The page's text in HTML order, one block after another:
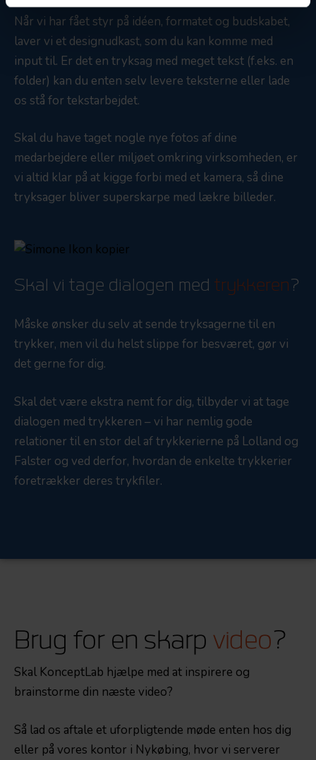
Når vi har fået styr på idéen, formatet og budskabet,
laver vi et designudkast, som du kan komme med
input til. Er det en tryksag med meget tekst (f.eks. en
folder) kan du enten selv levere teksterne eller lade
os stå for tekstarbejdet.
Skal du have taget nogle nye fotos af dine
medarbejdere eller miljøet omkring virksomheden, er
vi altid klar på at kigge forbi med et kamera, så dine
tryksager bliver superskarpe med lækre billeder.
Skal vi tage dialogen med trykkeren?
Måske ønsker du selv at sende tryksagerne til en
trykker, men vil du helst slippe for besværet, gør vi
det gerne for dig.
Skal det være ekstra nemt for dig, tilbyder vi at tage
dialogen med trykkeren – vi har nemlig gode
relationer til en stor del af trykkerierne på Lolland og
Falster og ved derfor, hvordan de enkelte trykkerier
foretrækker deres trykfiler.
Brug for en skarpvideo?
Skal KonceptLab hjælpe med at inspirere og
brainstorme din næste video?
Så lad os aftale et uforpligtende møde enten hos dig
eller på vores kontor i Nykøbing, hvor vi serverer